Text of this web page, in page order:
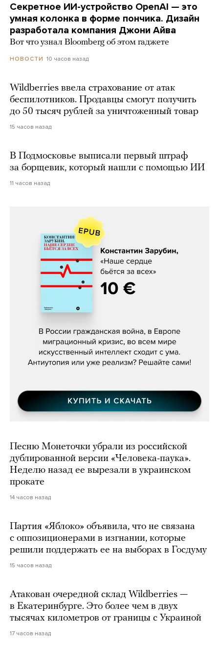
Секретное ИИ-устройство OpenAI — это
умная колонка в форме пончика. Дизайн
разработала компания Джони Айва
Вот что узнал Bloomberg об этом гаджете
НОВОСТИ 10 часов назад
Wildberries ввела страхование от атак
беспилотников. Продавцы смогут получить
до 50 тысяч рублей за уничтоженный товар
15 часов назад
В Подмосковье выписали первый штраф
за борщевик, который нашли с помощью ИИ
11 часов назад
Константин Зарубин, «Наше сердце
Песню Монеточки убрали из российской
дублированной версии «Человека-паука».
Неделю назад ее вырезали в украинском
прокате
14 часов назад
Партия «Яблоко» объявила, что не связана
с оппозиционерами в изгнании, которые
решили поддержать ее на выборах в Госдуму
15 часов назад
Атакован очередной склад Wildberries —
в Екатеринбурге. Это более чем в двух
тысячах километров от границы с Украиной
17 часов назад